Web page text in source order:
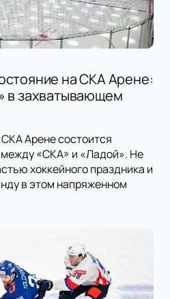
на СКА Арене:
в захватывающем
Арене состоится
«СКА» и «Ладой». Не
хоккейного праздника и
в этом напряженном